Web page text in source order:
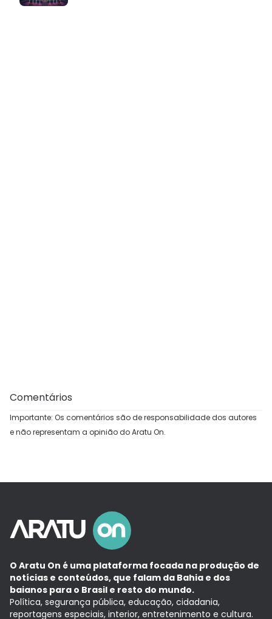
Comentários
Importante: Os comentários são de responsabilidade dos autores
e não representam a opinião do Aratu On.
O Aratu On é uma plataforma focada na produção de
notícias e conteúdos, que falam da Bahia e dos
baianos para o Brasil e resto do mundo.
Política, segurança pública, educação, cidadania,
reportagens especiais, interior, entretenimento e cultura.